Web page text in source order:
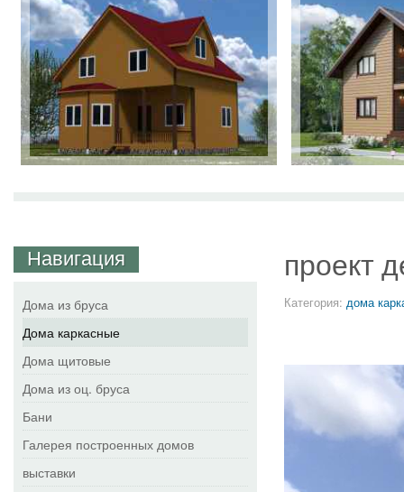
проект
Категория: дома
Навигация
Дома из бруса
Дома каркасные
Дома щитовые
Дома из оц. бруса
Бани
Галерея построенных домов
выставки